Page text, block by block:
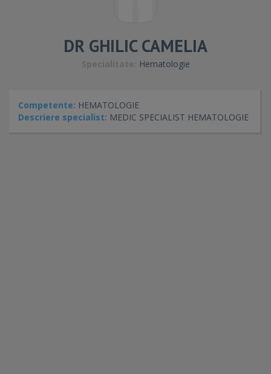
DR GHILIC CAMELIA
Hematologie
Competente: HEMATOLOGIE
Descriere specialist: MEDIC SPECIALIST HEMATOLOGIE